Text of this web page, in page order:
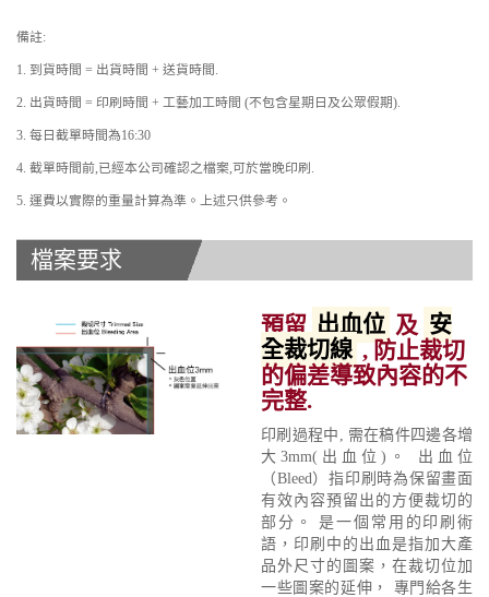
備註:
1. 到貨時間 = 出貨時間 + 送貨時間.
2. 出貨時間 = 印刷時間 + 工藝加工時間 (不包含星期日及公眾假期).
3. 每日截單時間為16:30
4. 截單時間前,已經本公司確認之檔案,可於當晚印刷.
5. 運費以實際的重量計算為準。上述只供參考。
檔案要求
預留 出血位 及 安
全裁切線, 防止裁切
的偏差導致內容的不
完整.
印刷過程中, 需在稿件四邊各增
大3mm(出血位)。 出血位
（Bleed）指印刷時為保留畫面
有效內容預留出的方便裁切的
部分。 是一個常用的印刷術
語，印刷中的出血是指加大產
品外尺寸的圖案，在裁切位加
一些圖案的延伸， 專門給各生